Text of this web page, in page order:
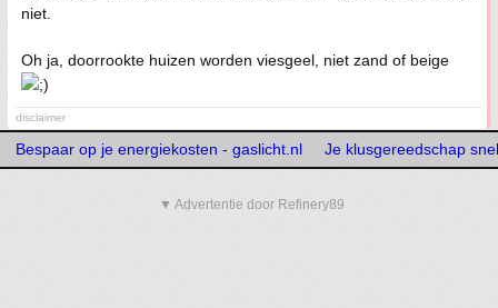
niet.
Oh ja, doorrookte huizen worden viesgeel, niet zand of beige
disclaimer
Bespaar op je energiekosten - gaslicht.nl Je klusgereedschap
▼ Advertentie door Refinery89